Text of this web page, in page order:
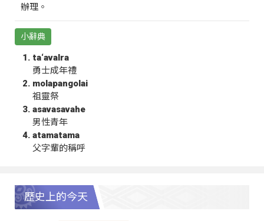
辦理。
小辭典
ta‘avalra
勇士成年禮
molapangolai
祖靈祭
asavasavahe
男性青年
atamatama
父字輩的稱呼
歷史上的今天